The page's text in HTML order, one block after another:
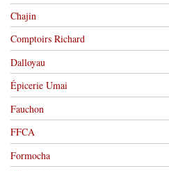
Chajin
Comptoirs Richard
Dalloyau
Épicerie Umai
Fauchon
FFCA
Formocha